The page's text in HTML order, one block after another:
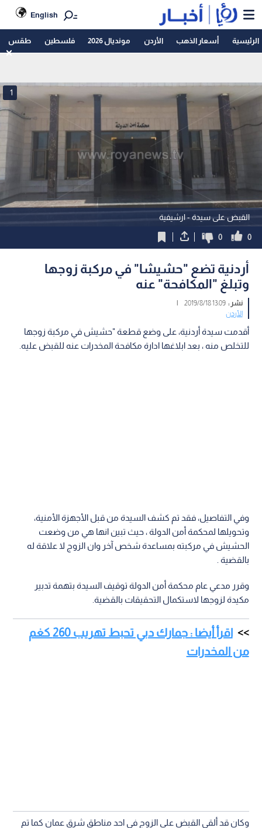
English
الرئيسية أسعار الذهب الأردن مونديال 2026 فلسطين طقس
القبض على سيدة - ارشيفية
1
0
0
أردنية تضع "حشيشا" في مركبة زوجها
وتبلغ "المكافحة" عنه
نشر :13:09 2019/8/18
|
الأردن
أقدمت سيدة أردنية، على وضع قطعة "حشيش في مركبة زوجها
للتخلص منه ، بعد ابلاغها ادارة مكافحة المخدرات عنه للقبض عليه.
وفي التفاصيل، فقد تم كشف السيدة من قبل الأجهزة الأمنية،
وتحويلها لمحكمة أمن الدولة ، حيث تبين انها هي من وضعت
الحشيش في مركبته بمساعدة شخص آخر وان الزوج لا علاقة له
بالقضية .
وقرر مدعي عام محكمة أمن الدولة توقيف السيدة بتهمة تدبير
مكيدة لزوجها لاستكمال التحقيقات بالقضية.
اقرأ أيضا : جمارك دبي تحبط تهريب 260 كغم
من المخدرات
وكان قد ألقي القبض على الزوج في احد مناطق شرق عمان كما تم